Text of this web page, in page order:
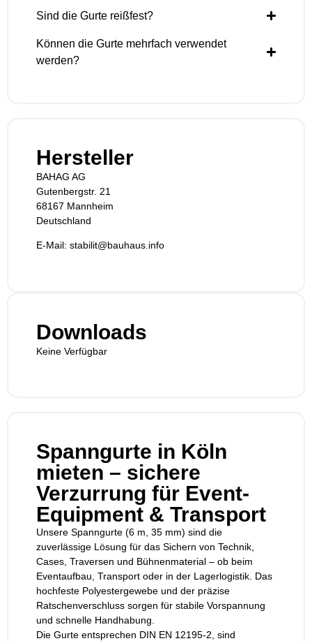
Sind die Gurte reißfest?
Können die Gurte mehrfach verwendet
werden?
Hersteller
BAHAG AG
Gutenbergstr. 21
68167 Mannheim
Deutschland
E-Mail: stabilit@bauhaus.info
Downloads
Keine Verfügbar
Spanngurte in Köln
mieten – sichere
Verzurrung für Event-
Equipment & Transport
Unsere Spanngurte (6 m, 35 mm) sind die
zuverlässige Lösung für das Sichern von Technik,
Cases, Traversen und Bühnenmaterial – ob beim
Eventaufbau, Transport oder in der Lagerlogistik. Das
hochfeste Polyestergewebe und der präzise
Ratschenverschluss sorgen für stabile Vorspannung
und schnelle Handhabung.
Die Gurte entsprechen DIN EN 12195-2, sind